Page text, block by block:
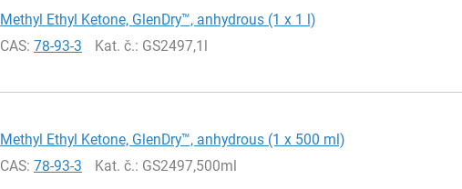
Methyl Ethyl Ketone, GlenDry™, anhydrous (1 x 1 l)
CAS:78-93-3 Kat. č.: GS2497,1l
Methyl Ethyl Ketone, GlenDry™, anhydrous (1 x 500 ml)
CAS:78-93-3 Kat. č.: GS2497,500ml